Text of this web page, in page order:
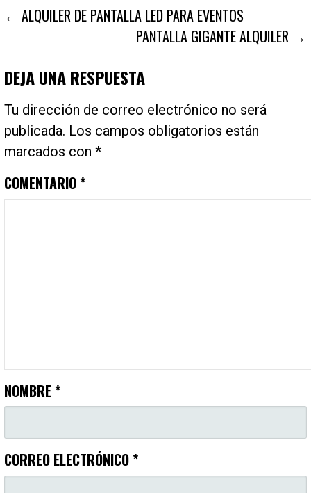
NAVEGACIÓN
ENTRADAS
← ALQUILER DE PANTALLA LED PARA EVENTOS
PANTALLA GIGANTE ALQUILER →
DEJA UNA RESPUESTA
Tu dirección de correo electrónico no será
publicada. Los campos obligatorios están
marcados con*
COMENTARIO *
NOMBRE *
CORREO ELECTRÓNICO *